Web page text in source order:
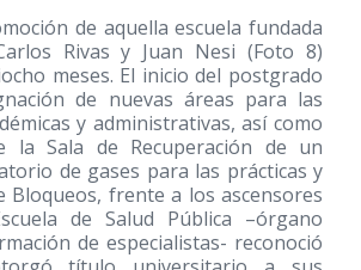
de aquella escuela fundada
Rivas y Juan Nesi (Foto 8)
meses. El inicio del postgrado
de nuevas áreas para las
y administrativas, así como
la Sala de Recuperación de un
de gases para las prácticas y
Bloqueos, frente a los ascensores
de Salud Pública –órgano
de especialistas- reconoció